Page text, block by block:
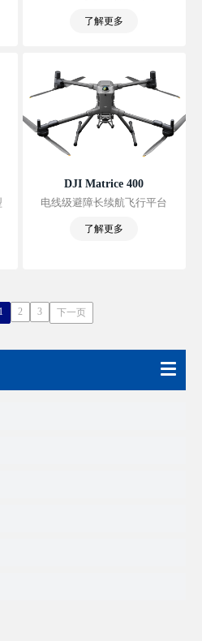
过大疆司空 2 ，远程制定飞
计，支持快速部署。
了解更多
DJI Matrice 400
电线级避障长续航飞行平台
了解更多
1 2 3 下一页